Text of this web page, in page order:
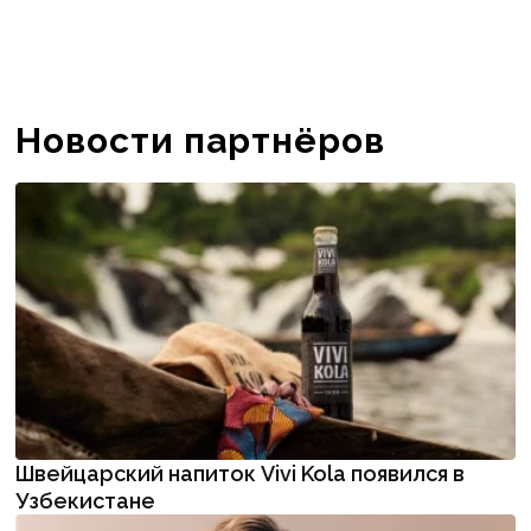
Новости партнёров
Швейцарский напиток Vivi Kola появился в
Узбекистане